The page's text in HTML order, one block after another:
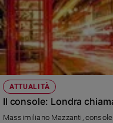
ATTUALITÀ
Il console: Londra
Massimiliano Mazzanti,